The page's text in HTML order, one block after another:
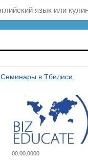
Семинары в Тбилиси
00.00.0000